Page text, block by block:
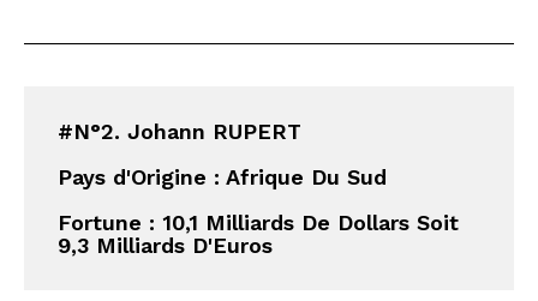
#N°2. Johann RUPERT
Pays d'Origine : Afrique Du Sud
Fortune : 10,1 Milliards De Dollars Soit
9,3 Milliards D'Euros